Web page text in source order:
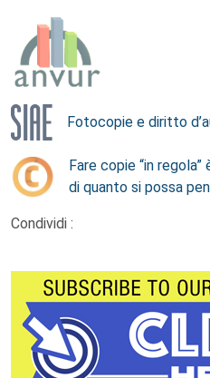
Fotocopie e diritto
Fare copie “in
di quanto si possa
Condividi :